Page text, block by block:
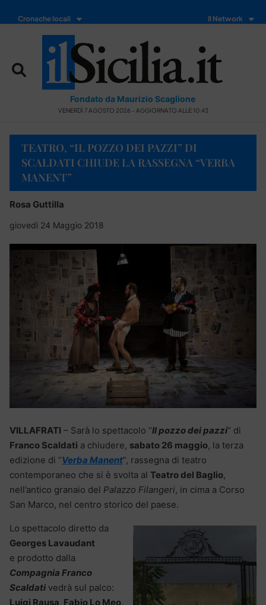
Cronache locali Il Network
Fondato da Maurizio Scaglione
VENERDÌ 7 AGOSTO 2026 - AGGIORNATO ALLE 10:43
TEATRO, “IL POZZO DEI PAZZI” DI
SCALDATI CHIUDE LA RASSEGNA “VERBA
MANENT”
Rosa Guttilla
giovedì 24 Maggio 2018
VILLAFRATI – Sarà lo spettacolo “Il pozzo dei pazzi” di
Franco Scaldati a chiudere, sabato 26 maggio, la terza
edizione di “Verba Manent”, rassegna di teatro
contemporaneo che si è svolta al Teatro del Baglio,
nell’antico granaio del Palazzo Filangeri, in cima a Corso
San Marco, nel centro storico del paese.
Lo spettacolo diretto da
Georges Lavaudant
e prodotto dalla
Compagnia Franco
Scaldati vedrà sul palco:
Luigi Rausa, Fabio Lo Meo,